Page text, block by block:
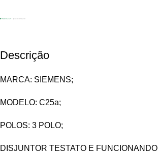
Descrição
MARCA: SIEMENS;
MODELO: C25a;
POLOS: 3 POLO;
DISJUNTOR TESTATO E FUNCIONANDO